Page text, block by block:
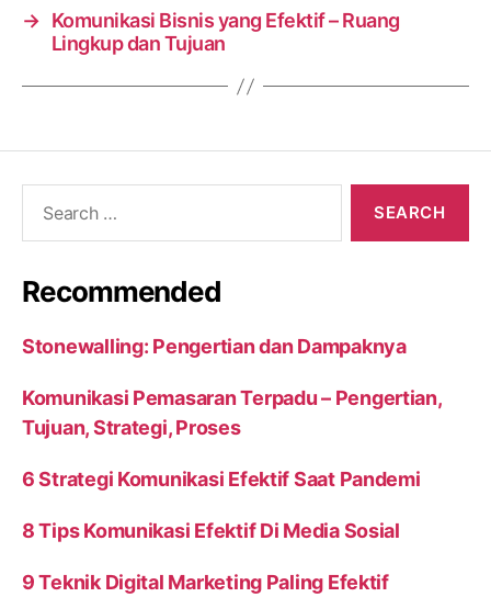
→ Komunikasi Bisnis yang Efektif – Ruang
Lingkup dan Tujuan
Recommended
Stonewalling: Pengertian dan Dampaknya
Komunikasi Pemasaran Terpadu – Pengertian,
Tujuan, Strategi, Proses
6 Strategi Komunikasi Efektif Saat Pandemi
8 Tips Komunikasi Efektif Di Media Sosial
9 Teknik Digital Marketing Paling Efektif